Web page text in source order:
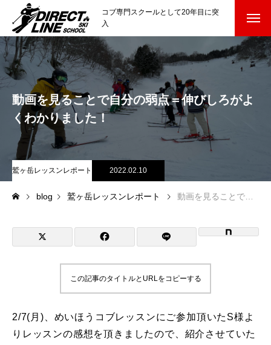
コブ専門スクールとして20年目に突
入
スクールについて知る Directline Ski School
コンセプトと開催スキー場
参加までの流れ
レッスン料金
参加費のお支払い
各会場の集合場所
スキー場から選ぶ Ski Area
鷲ヶ岳＆高鷲スノーパーク
宮城山形
動画を見ることで自分の弱点＝伸びしろがよ
くわかりました！
鷲ヶ岳レッスンレポート 2022.02.10
blog 鷲ヶ岳レッスンレポート 動画を見ることで自分の弱点＝伸びしろがよくわかりました！
この記事のタイトルとURLをコピーする
2/7(月)、めいほうコブレッスンにご参加頂いたS様よ
りレッスンの感想を頂きましたので、紹介させていた